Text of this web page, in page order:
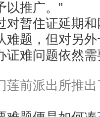
以推广。”
对暂住证延期
难题，但对另
证难问题依然
莲前派出所推